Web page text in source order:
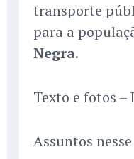
transporte
para a
Negra.
Texto e fotos –
Assuntos